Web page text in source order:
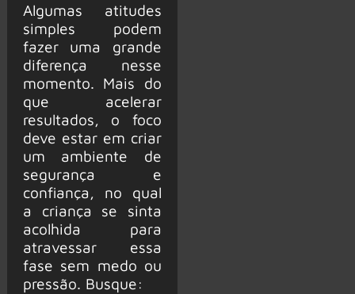
Algumas atitudes
simples podem
fazer uma grande
diferença nesse
momento. Mais do
que acelerar
resultados, o foco
deve estar em criar
um ambiente de
segurança e
confiança, no qual
a criança se sinta
acolhida para
atravessar essa
fase sem medo ou
pressão. Busque: